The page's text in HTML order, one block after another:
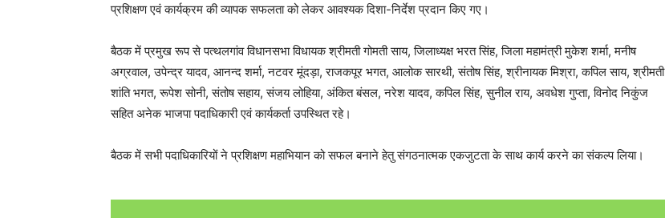
प्रशिक्षण एवं कार्यक्रम की व्यापक सफलता को लेकर आवश्यक दिशा-निर्देश प्रदान किए गए।
बैठक में प्रमुख रूप से पत्थलगांव विधानसभा विधायक श्रीमती गोमती साय, जिलाध्यक्ष भरत सिंह, जिला महामंत्री मुकेश शर्मा, मनीष
अग्रवाल, उपेन्द्र यादव, आनन्द शर्मा, नटवर मूंदड़ा, राजकपूर भगत, आलोक सारथी, संतोष सिंह, श्रीनायक मिश्रा, कपिल साय, श्रीमती
शांति भगत, रूपेश सोनी, संतोष सहाय, संजय लोहिया, अंकित बंसल, नरेश यादव, कपिल सिंह, सुनील राय, अवधेश गुप्ता, विनोद निकुंज
सहित अनेक भाजपा पदाधिकारी एवं कार्यकर्ता उपस्थित रहे।
बैठक में सभी पदाधिकारियों ने प्रशिक्षण महाभियान को सफल बनाने हेतु संगठनात्मक एकजुटता के साथ कार्य करने का संकल्प लिया।